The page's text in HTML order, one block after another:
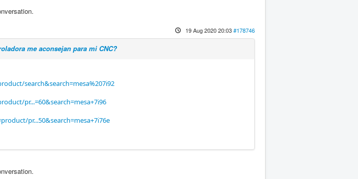
19 Aug 2020 20:03#178746
me aconsejan para mi CNC?
search&search=mesa%207i92
pr...=60&search=mesa+7i96
pr...50&search=mesa+7i76e